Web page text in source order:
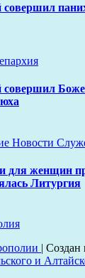
Новости
для женщин
Литургия
| Создан
и